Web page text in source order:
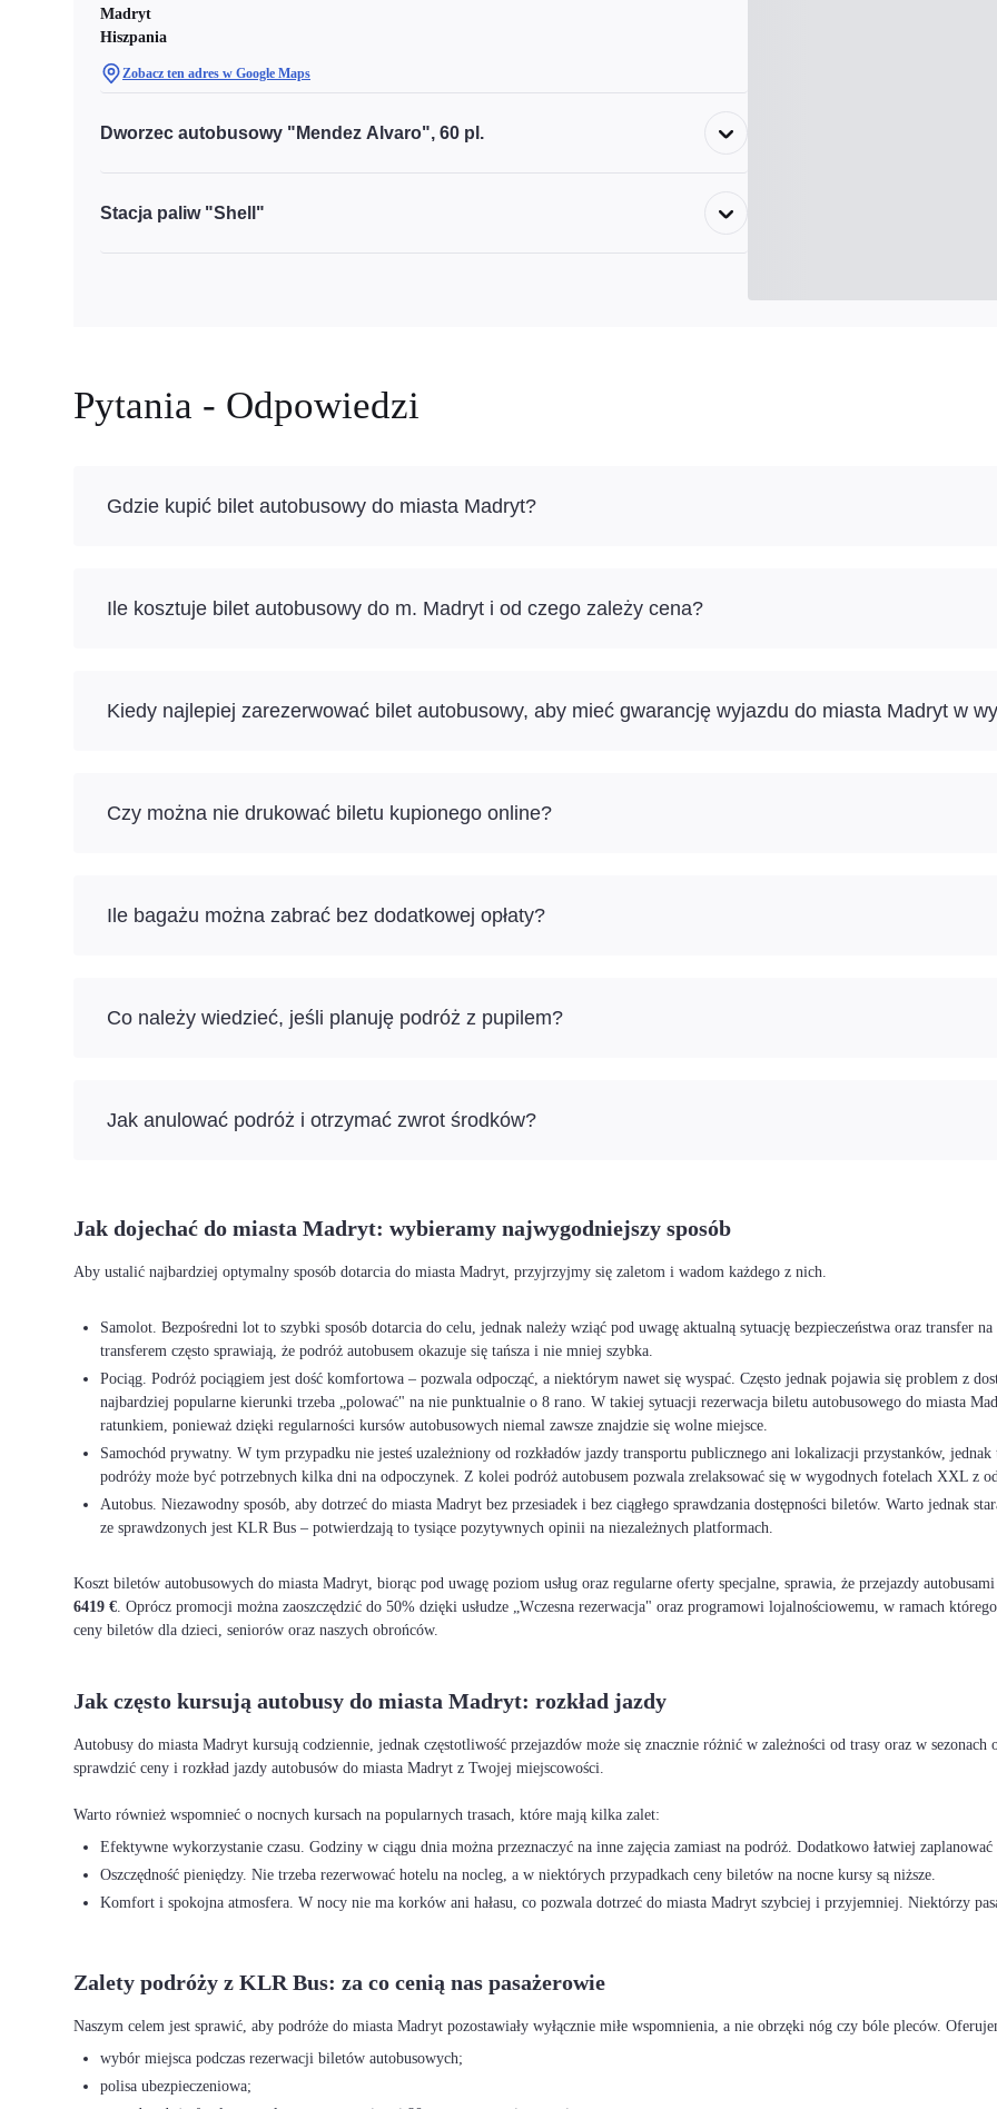
Madryt
Hiszpania
Zobacz ten adres w Google Maps
Dworzec autobusowy "Mendez Alvaro", 60 pl.
Stacja paliw "Shell"
Pytania - Odpowiedzi
Gdzie kupić bilet autobusowy do miasta Madryt?
Ile kosztuje bilet autobusowy do m. Madryt i od czego zależy cena?
Kiedy najlepiej zarezerwować bilet autobusowy, aby mieć gwarancję wyjazdu do miasta Madryt w
Czy można nie drukować biletu kupionego online?
Ile bagażu można zabrać bez dodatkowej opłaty?
Co należy wiedzieć, jeśli planuję podróż z pupilem?
Jak anulować podróż i otrzymać zwrot środków?
Jak dojechać do miasta Madryt: wybieramy najwygodniejszy sposób
Aby ustalić najbardziej optymalny sposób dotarcia do miasta Madryt, przyjrzyjmy się zaletom i wadom każdego z nich.
Samolot. Bezpośredni lot to szybki sposób dotarcia do celu, jednak należy wziąć pod uwagę aktualną sytuację bezpieczeństwa oraz transfer
transferem często sprawiają, że podróż autobusem okazuje się tańsza i nie mniej szybka.
Pociąg. Podróż pociągiem jest dość komfortowa – pozwala odpocząć, a niektórym nawet się wyspać. Często jednak pojawia się problem z
najbardziej popularne kierunki trzeba „polować" na nie punktualnie o 8 rano. W takiej sytuacji rezerwacja biletu autobusowego do miasta
ratunkiem, ponieważ dzięki regularności kursów autobusowych niemal zawsze znajdzie się wolne miejsce.
Samochód prywatny. W tym przypadku nie jesteś uzależniony od rozkładów jazdy transportu publicznego ani lokalizacji przystanków,
podróży może być potrzebnych kilka dni na odpoczynek. Z kolei podróż autobusem pozwala zrelaksować się w wygodnych fotelach XXL z
Autobus. Niezawodny sposób, aby dotrzeć do miasta Madryt bez przesiadek i bez ciągłego sprawdzania dostępności biletów. Warto jednak
ze sprawdzonych jest KLR Bus – potwierdzają to tysiące pozytywnych opinii na niezależnych platformach.
Koszt biletów autobusowych do miasta Madryt, biorąc pod uwagę poziom usług oraz regularne oferty specjalne, sprawia, że przejazdy
6419 €. Oprócz promocji można zaoszczędzić do 50% dzięki usłudze „Wczesna rezerwacja" oraz programowi lojalnościowemu, w ramach
ceny biletów dla dzieci, seniorów oraz naszych obrońców.
Jak często kursują autobusy do miasta Madryt: rozkład jazdy
Autobusy do miasta Madryt kursują codziennie, jednak częstotliwość przejazdów może się znacznie różnić w zależności od trasy oraz w
sprawdzić ceny i rozkład jazdy autobusów do miasta Madryt z Twojej miejscowości.
Efektywne wykorzystanie czasu. Godziny w ciągu dnia można przeznaczyć na inne zajęcia zamiast na podróż. Dodatkowo łatwiej zaplanować
Oszczędność pieniędzy. Nie trzeba rezerwować hotelu na nocleg, a w niektórych przypadkach ceny biletów na nocne kursy są niższe.
Komfort i spokojna atmosfera. W nocy nie ma korków ani hałasu, co pozwala dotrzeć do miasta Madryt szybciej i przyjemniej. Niektórzy
Zalety podróży z KLR Bus: za co cenią nas pasażerowie
wybór miejsca podczas rezerwacji biletów autobusowych;
polisa ubezpieczeniowa;